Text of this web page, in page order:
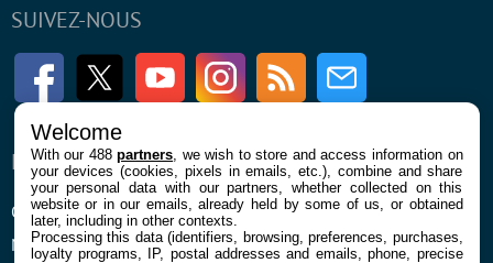
SUIVEZ-NOUS
FacebookTwitter Youtube InstagramRSS Newsletter
ENTREPRISE
Qui sommes nous
Mentions légales et CGU
À PROPOS
La rédaction
Contact
Welcome
With our 488partners , we wish to store and access information on
your devices (cookies, pixels in emails, etc.), combine and share
your personal data with our partners, whether collected on this
website or in our emails, already held by some of us, or obtained
later, including in other contexts.
Processing this data (identifiers, browsing, preferences, purchases,
loyalty programs, IP, postal addresses and emails, phone, precise